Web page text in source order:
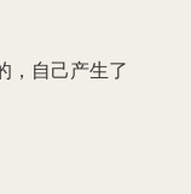
，自己产生了